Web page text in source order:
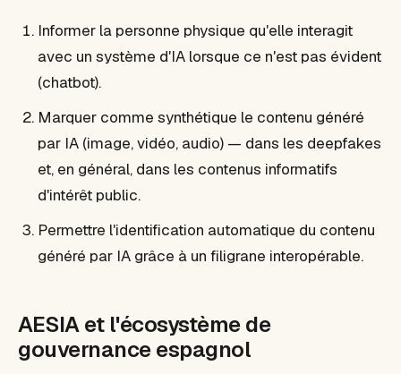
Informer la personne physique qu'elle interagit
avec un système d'IA lorsque ce n'est pas évident
(chatbot).
Marquer comme synthétique le contenu généré
par IA (image, vidéo, audio) — dans les deepfakes
et, en général, dans les contenus informatifs
d'intérêt public.
Permettre l'identification automatique du contenu
généré par IA grâce à un filigrane interopérable.
AESIA et l'écosystème de
gouvernance espagnol